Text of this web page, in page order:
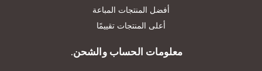
أفضل المنتجات المباعة
أعلى المنتجات تقييمًا
معلومات الحساب والشحن.